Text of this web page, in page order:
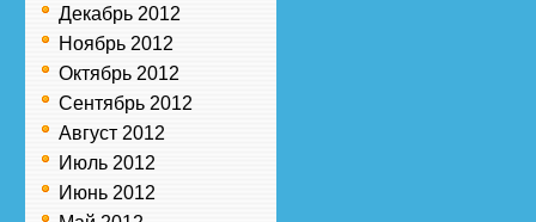
Декабрь 2012
Ноябрь 2012
Октябрь 2012
Сентябрь 2012
Август 2012
Июль 2012
Июнь 2012